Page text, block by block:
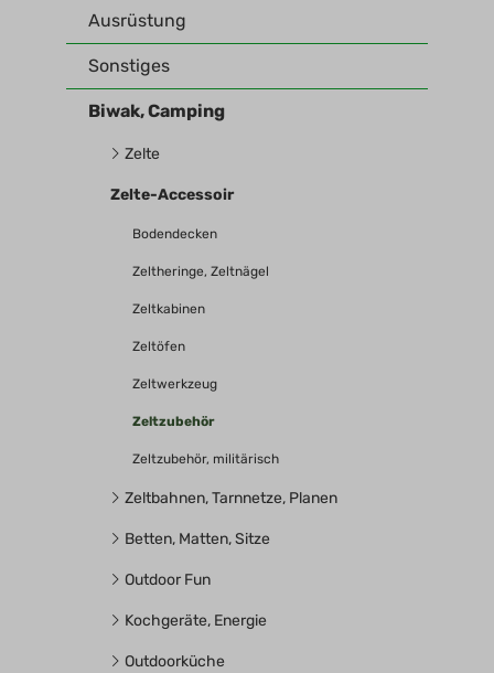
Ausrüstung
Sonstiges
Biwak, Camping
Zelte
Zelte-Accessoir
Bodendecken
Zeltheringe, Zeltnägel
Zeltkabinen
Zeltöfen
Zeltwerkzeug
Zeltzubehör
Zeltzubehör, militärisch
Zeltbahnen, Tarnnetze, Planen
Betten, Matten, Sitze
Outdoor Fun
Kochgeräte, Energie
Outdoorküche